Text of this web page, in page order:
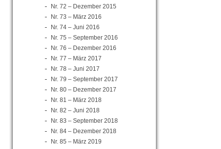
Nr. 72 – Dezember 2015
Nr. 73 – März 2016
Nr. 74 – Juni 2016
Nr. 75 – September 2016
Nr. 76 – Dezember 2016
Nr. 77 – März 2017
Nr. 78 – Juni 2017
Nr. 79 – September 2017
Nr. 80 – Dezember 2017
Nr. 81 – März 2018
Nr. 82 – Juni 2018
Nr. 83 – September 2018
Nr. 84 – Dezember 2018
Nr. 85 – März 2019